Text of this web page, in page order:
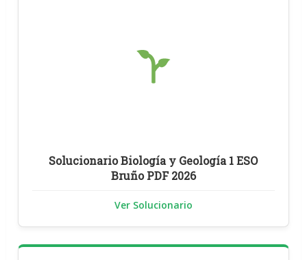
Solucionario Biología y Geología 1 ESO
Bruño PDF 2026
Ver Solucionario